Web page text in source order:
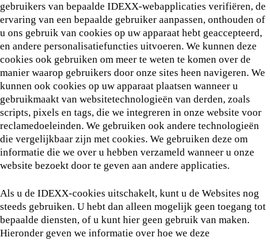
gebruikers van bepaalde IDEXX-webapplicaties verifiëren, de
ervaring van een bepaalde gebruiker aanpassen, onthouden of
u ons gebruik van cookies op uw apparaat hebt geaccepteerd,
en andere personalisatiefuncties uitvoeren. We kunnen deze
cookies ook gebruiken om meer te weten te komen over de
manier waarop gebruikers door onze sites heen navigeren. We
kunnen ook cookies op uw apparaat plaatsen wanneer u
gebruikmaakt van websitetechnologieën van derden, zoals
scripts, pixels en tags, die we integreren in onze website voor
reclamedoeleinden. We gebruiken ook andere technologieën
die vergelijkbaar zijn met cookies. We gebruiken deze om
informatie die we over u hebben verzameld wanneer u onze
website bezoekt door te geven aan andere applicaties.
Als u de IDEXX-cookies uitschakelt, kunt u de Websites nog
steeds gebruiken. U hebt dan alleen mogelijk geen toegang tot
bepaalde diensten, of u kunt hier geen gebruik van maken.
Hieronder geven we informatie over hoe we deze